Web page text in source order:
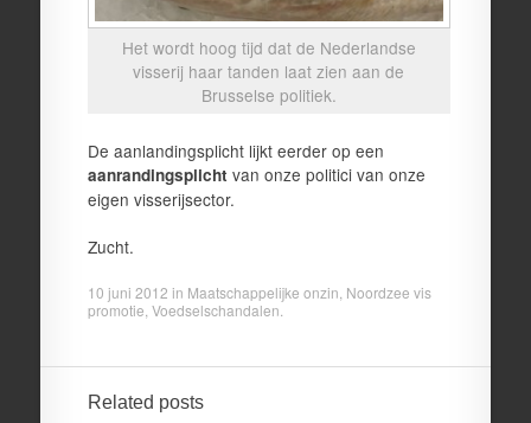
Het wordt hoog tijd dat de Nederlandse
visserij haar tanden laat zien aan de
Brusselse politiek.
De aanlandingsplicht lijkt eerder op een
aanrandingsplicht van onze politici van onze
eigen visserijsector.
Zucht.
10 juni 2012 in Maatschappelijke onzin Noordzee vis
promotie Voedselschandalen
Related posts